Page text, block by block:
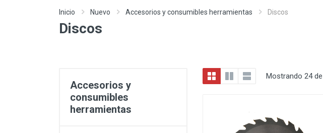
Inicio Nuevo Accesorios y consumibles herramientas Discos
Discos
Accesorios y
consumibles
herramientas
Mostrando 24